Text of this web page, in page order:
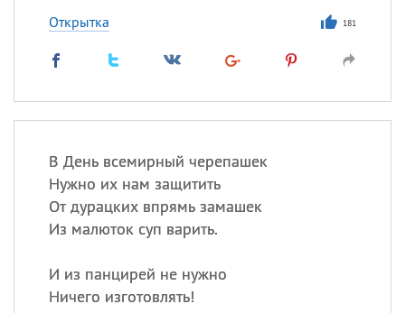
Открытка 181
В День всемирный черепашек
Нужно их нам защитить
От дурацких впрямь замашек
Из малюток суп варить.
И из панцирей не нужно
Ничего изготовлять!